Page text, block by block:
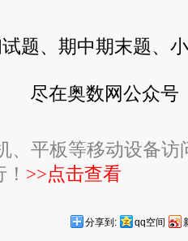
题、期中期末题、
尽在奥数网公众号
、平板等移动设备访
>>点击查看
分享到: qq空间